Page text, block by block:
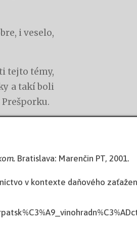
i veselo,
tejto témy,
a takí boli
Bratislava: Marenčin PT, 2001.
v kontexte daňového